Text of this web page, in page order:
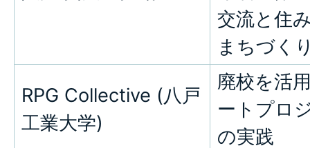
交流と住
まちづく
RPG Collective (八戸
工業大学)
廃校を活
ートプロ
の実践